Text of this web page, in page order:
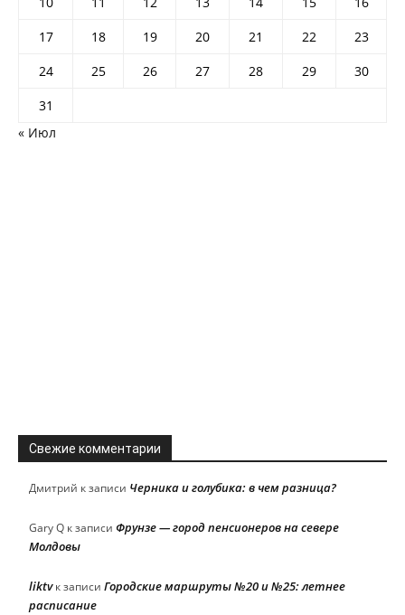
17
18 19 20 21 22
23
24
25 26 27 28 29
30
31
« Июл
Свежие комментарии
Дмитрий к записи Черника и голубика: в чем разница?
Gary Q к записи Фрунзе — город пенсионеров на севере
Молдовы
liktvк записи Городские маршруты №20 и №25: летнее
расписание